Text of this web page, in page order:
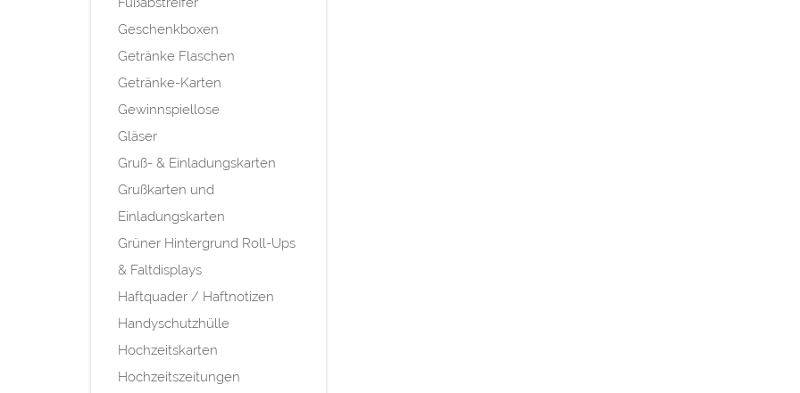
Geschenkboxen
Getränke Flaschen
Getränke-Karten
Gewinnspiellose
Gläser
Gruß- & Einladungskarten
Grußkarten und
Einladungskarten
Grüner Hintergrund Roll-Ups
& Faltdisplays
Haftquader / Haftnotizen
Handyschutzhülle
Hochzeitskarten
Hochzeitszeitungen